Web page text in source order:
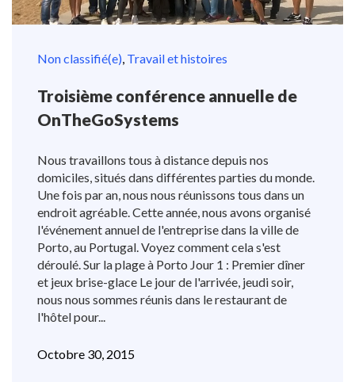
Non classifié(e) Travail et histoires
Troisième conférence annuelle de
OnTheGoSystems
Nous travaillons tous à distance depuis nos
domiciles, situés dans différentes parties du monde.
Une fois par an, nous nous réunissons tous dans un
endroit agréable. Cette année, nous avons organisé
l'événement annuel de l'entreprise dans la ville de
Porto, au Portugal. Voyez comment cela s'est
déroulé. Sur la plage à Porto Jour 1 : Premier dîner
et jeux brise-glace Le jour de l'arrivée, jeudi soir,
nous nous sommes réunis dans le restaurant de
l'hôtel pour...
Octobre 30, 2015